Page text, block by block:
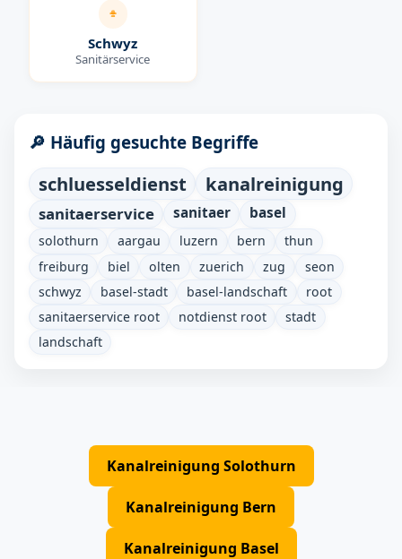
Schwyz
Sanitärservice
🔎 Häufig gesuchte Begriffe
schluesseldienst kanalreinigung
sanitaerservice sanitaer basel
solothurn aargau luzern bern
thun
freiburg
biel olten zuerich zug
seon
schwyz
basel-stadt basel-landschaft
root
sanitaerservice root
notdienst root
stadt
landschaft
Kanalreinigung Solothurn
Kanalreinigung Bern
Kanalreinigung Basel